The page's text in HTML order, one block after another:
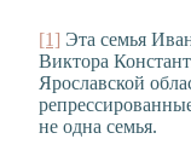
[1] Эта семья
Виктора
Ярославской
не одна семья.